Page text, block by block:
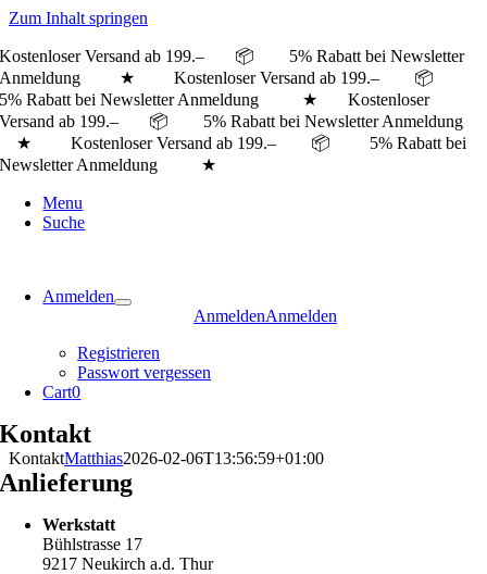
Zum Inhalt springen
Kostenloser Versand ab 199.– 📦 5% Rabatt bei Newsletter
Anmeldung ★ Kostenloser Versand ab 199.– 📦
5% Rabatt bei Newsletter Anmeldung ★Kostenloser
Versand ab 199.– 📦 5% Rabatt bei Newsletter Anmeldung
★ Kostenloser Versand ab 199.– 📦 5% Rabatt bei
Newsletter Anmeldung ★
Menu
Suche
Anmelden
AnmeldenAnmelden
Registrieren
Passwort vergessen
Cart0
Kontakt
KontaktMatthias2026-02-06T13:56:59+01:00
Anlieferung
Werkstatt
Bühlstrasse 17
9217 Neukirch a.d. Thur